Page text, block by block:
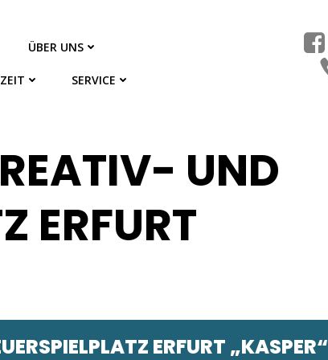
ÜBER UNS
SERVICE
UND
ERFURT
ERFURT „KASPER“